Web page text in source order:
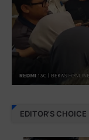
EDITOR'S CHOICE